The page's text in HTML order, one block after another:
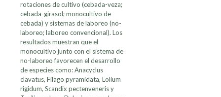
rotaciones de cultivo (cebada-veza;
cebada-girasol; monocultivo de
cebada) y sistemas de laboreo (no-
laboreo; laboreo convencional). Los
resultados muestran que el
monocultivo junto con el sistema de
no-laboreo favorecen el desarrollo
de especies como: Anacyclus
clavatus, Filago pyramidata, Lolium
rigidum, Scandix pectenveneris y